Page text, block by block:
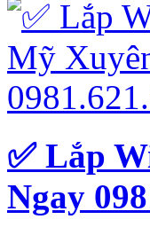
✅ Lắp
Ngay